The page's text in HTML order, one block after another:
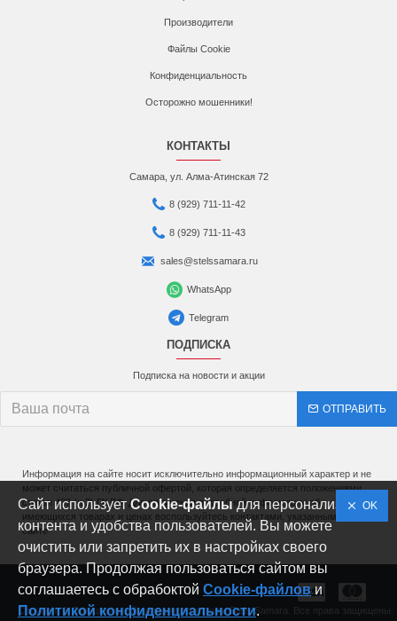
Производители
Файлы Cookie
Конфиденциальность
Осторожно мошенники!
КОНТАКТЫ
Самара, ул. Алма-Атинская 72
8 (929) 711-11-42
8 (929) 711-11-43
sales@stelssamara.ru
WhatsApp
Telegram
ПОДПИСКА
Подписка на новости и акции
ОТПРАВИТЬ
Информация на сайте носит исключительно информационный характер и не
может считаться публичной офертой, которая определяется положениями
статьи 437 (п.2) ГК РФ. Для получения подробной информации об
имеющихся товарах и ценах воспользуйтесь контактами, указанными на
сайте
Copyright © Официальный дилер мототехники Stels-Samara. Все права защищены.
OK
Сайт используетCookie-файлыдля персонализации
контента и удобства пользователей. Вы можете
очистить или запретить их в настройках своего
браузера. Продолжая пользоваться сайтом вы
соглашаетесь с обрабоктой Cookie-файлови
Политикой конфиденциальности.